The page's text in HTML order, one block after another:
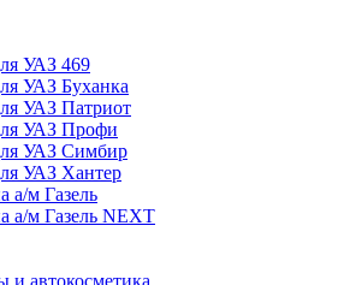
УАЗ 469
УАЗ Буханка
УАЗ Патриот
УАЗ Профи
УАЗ Симбир
УАЗ Хантер
а/м Газель
а/м Газель NEXT
и автокосметика